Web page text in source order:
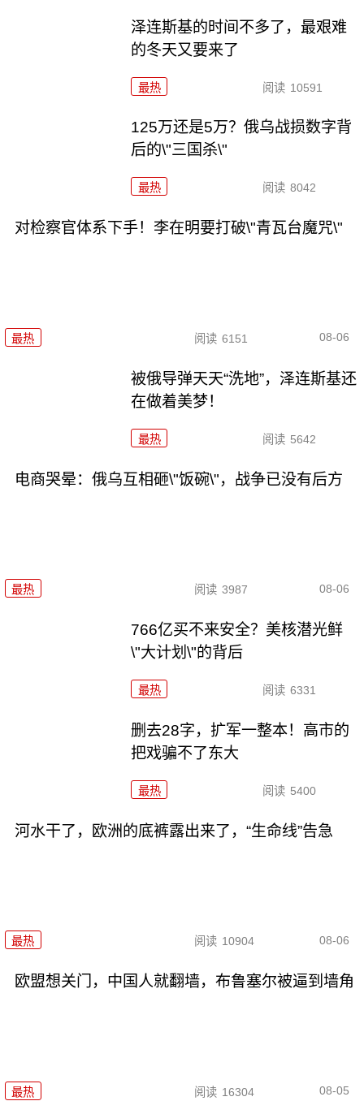
泽连斯基的时间不多了，最艰难
的冬天又要来了
最热 阅读 10591
125万还是5万？俄乌战损数字背
后的\"三国杀\"
最热 阅读 8042
对检察官体系下手！李在明要打破\"青瓦台魔咒\"
最热 阅读 6151 08-06
被俄导弹天天“洗地”，泽连斯基还
在做着美梦！
最热 阅读 5642
电商哭晕：俄乌互相砸\"饭碗\"，战争已没有后方
最热 阅读 3987 08-06
766亿买不来安全？美核潜光鲜
\"大计划\"的背后
最热 阅读 6331
删去28字，扩军一整本！高市的
把戏骗不了东大
最热 阅读 5400
河水干了，欧洲的底裤露出来了，“生命线”告急
最热 阅读 10904 08-06
欧盟想关门，中国人就翻墙，布鲁塞尔被逼到墙角
最热 阅读 16304 08-05